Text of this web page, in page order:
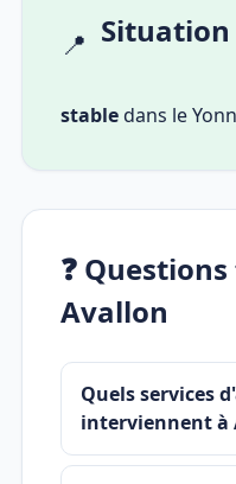
📍 Situation
stabledans le
❓
Avallon
Quels services
interviennent à